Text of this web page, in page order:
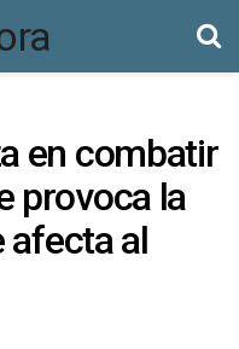
en combatir
provoca la
afecta al